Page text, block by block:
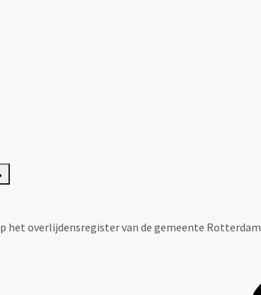
het overlijdensregister van de gemeente Rotterdam